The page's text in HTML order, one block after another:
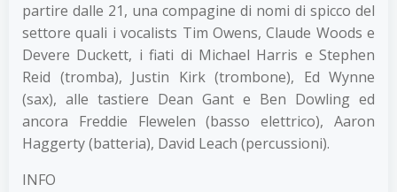
partire dalle 21, una compagine di nomi di spicco del
settore quali i vocalists Tim Owens, Claude Woods e
Devere Duckett, i fiati di Michael Harris e Stephen
Reid (tromba), Justin Kirk (trombone), Ed Wynne
(sax), alle tastiere Dean Gant e Ben Dowling ed
ancora Freddie Flewelen (basso elettrico), Aaron
Haggerty (batteria), David Leach (percussioni).
INFO